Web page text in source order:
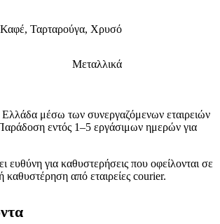
Καφέ, Ταρταρούγα, Χρυσό
Μεταλλικά
μέσω των συνεργαζόμενων εταιρειών
εντός 1–5 εργάσιμων ημερών για
ευθύνη για καθυστερήσεις που οφείλονται σε
καθυστέρηση από εταιρείες courier.